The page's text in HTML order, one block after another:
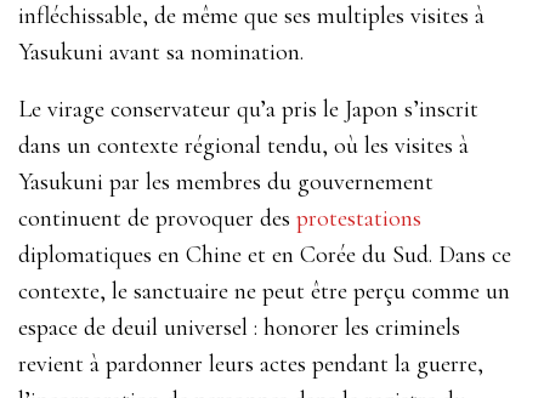
infléchissable, de même que ses multiples visites à
Yasukuni avant sa nomination.
Le virage conservateur qu’a pris le Japon s’inscrit
dans un contexte régional tendu, où les visites à
Yasukuni par les membres du gouvernement
continuent de provoquer des protestations
diplomatiques en Chine et en Corée du Sud. Dans ce
contexte, le sanctuaire ne peut être perçu comme un
espace de deuil universel : honorer les criminels
revient à pardonner leurs actes pendant la guerre,